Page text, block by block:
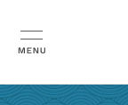
contenu